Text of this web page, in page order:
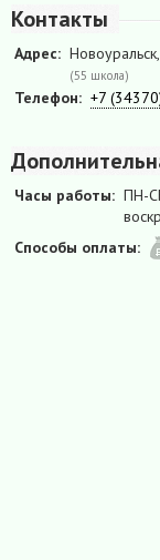
Контакты
Адрес:
(55 школа)
Телефон: +7
Часы работы: ПН-
Способы оплаты: